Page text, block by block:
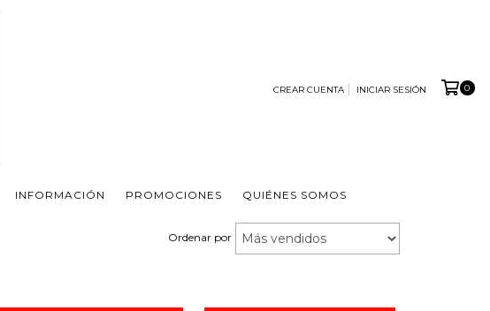
CREAR CUENTA INICIAR SESIÓN 0
INFORMACIÓN PROMOCIONES QUIÉNES SOMOS
Ordenar por